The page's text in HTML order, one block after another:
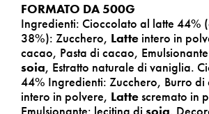
FORMATO DA 500G
Ingredienti: Cioccolato al latte 44%
38%): Zucchero, Latte intero in
cacao, Pasta di cacao,
soia, Estratto naturale di vaniglia.
44% Ingredienti: Zucchero, Burro di
intero in polvere, Lattescremato in